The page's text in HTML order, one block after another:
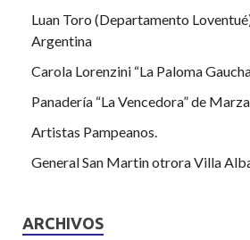
Luan Toro (Departamento
Argentina
Carola Lorenzini “La Paloma
Panadería “La Vencedora” de
Artistas Pampeanos.
General San Martin otrora Villa
ARCHIVOS